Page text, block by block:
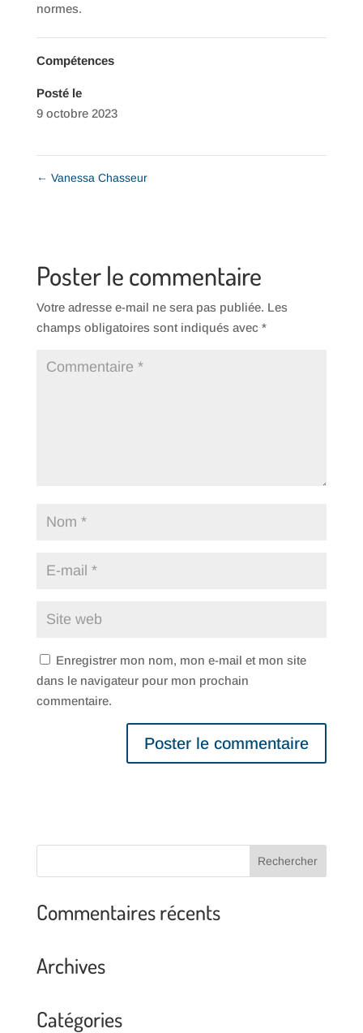
normes.
Compétences
Posté le
9 octobre 2023
← Vanessa Chasseur
Poster le commentaire
Votre adresse e-mail ne sera pas publiée. Les
champs obligatoires sont indiqués avec *
Enregistrer mon nom, mon e-mail et mon site
dans le navigateur pour mon prochain
commentaire.
Commentaires récents
Archives
Catégories